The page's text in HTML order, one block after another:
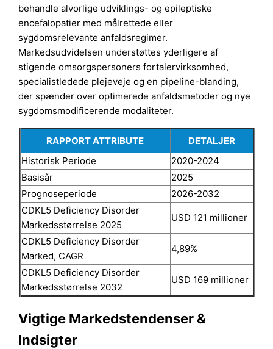
behandle alvorlige udviklings- og epileptiske
encefalopatier med målrettede eller
sygdomsrelevante anfaldsregimer.
Markedsudvidelsen understøttes yderligere af
stigende omsorgspersoners fortalervirksomhed,
specialistledede plejeveje og en pipeline-blanding,
der spænder over optimerede anfaldsmetoder og nye
sygdomsmodificerende modaliteter.
RAPPORT ATTRIBUTE
DETALJER
Historisk Periode
2020-2024
Basisår
2025
Prognoseperiode
2026-2032
CDKL5 Deficiency Disorder
Markedsstørrelse 2025
USD 121 millioner
CDKL5 Deficiency Disorder
Marked, CAGR
4,89%
CDKL5 Deficiency Disorder
Markedsstørrelse 2032
USD 169 millioner
Vigtige Markedstendenser &
Indsigter